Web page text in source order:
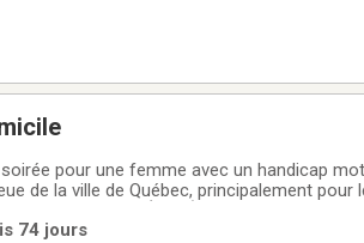
pour une femme avec un handicap
de la ville de Québec, principalement pour
fumeuse
74 jours